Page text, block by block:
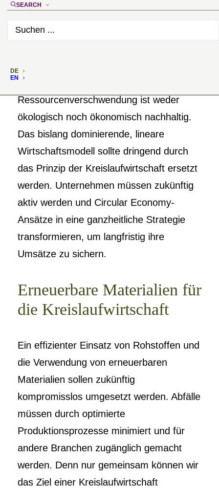
SEARCH
DE
EN
Ressourcenverschwendung ist weder
ökologisch noch ökonomisch nachhaltig.
Das bislang dominierende, lineare
Wirtschaftsmodell sollte dringend durch
das Prinzip der Kreislaufwirtschaft ersetzt
werden. Unternehmen müssen zukünftig
aktiv werden und Circular Economy-
Ansätze in eine ganzheitliche Strategie
transformieren, um langfristig ihre
Umsätze zu sichern.
Erneuerbare Materialien für
die Kreislaufwirtschaft
Ein effizienter Einsatz von Rohstoffen und
die Verwendung von erneuerbaren
Materialien sollen zukünftig
kompromisslos umgesetzt werden. Abfälle
müssen durch optimierte
Produktionsprozesse minimiert und für
andere Branchen zugänglich gemacht
werden. Denn nur gemeinsam können wir
das Ziel einer Kreislaufwirtschaft